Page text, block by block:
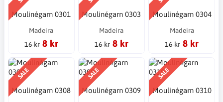
Moulinégarn 0301
Madeira
16 kr 8 kr
Moulinégarn 0303
Madeira
16 kr 8 kr
Moulinégarn 0304
Madeira
16 kr 8 kr
SALE
Moulinégarn 0308
SALE
Moulinégarn 0309
SALE
Moulinégarn 0310